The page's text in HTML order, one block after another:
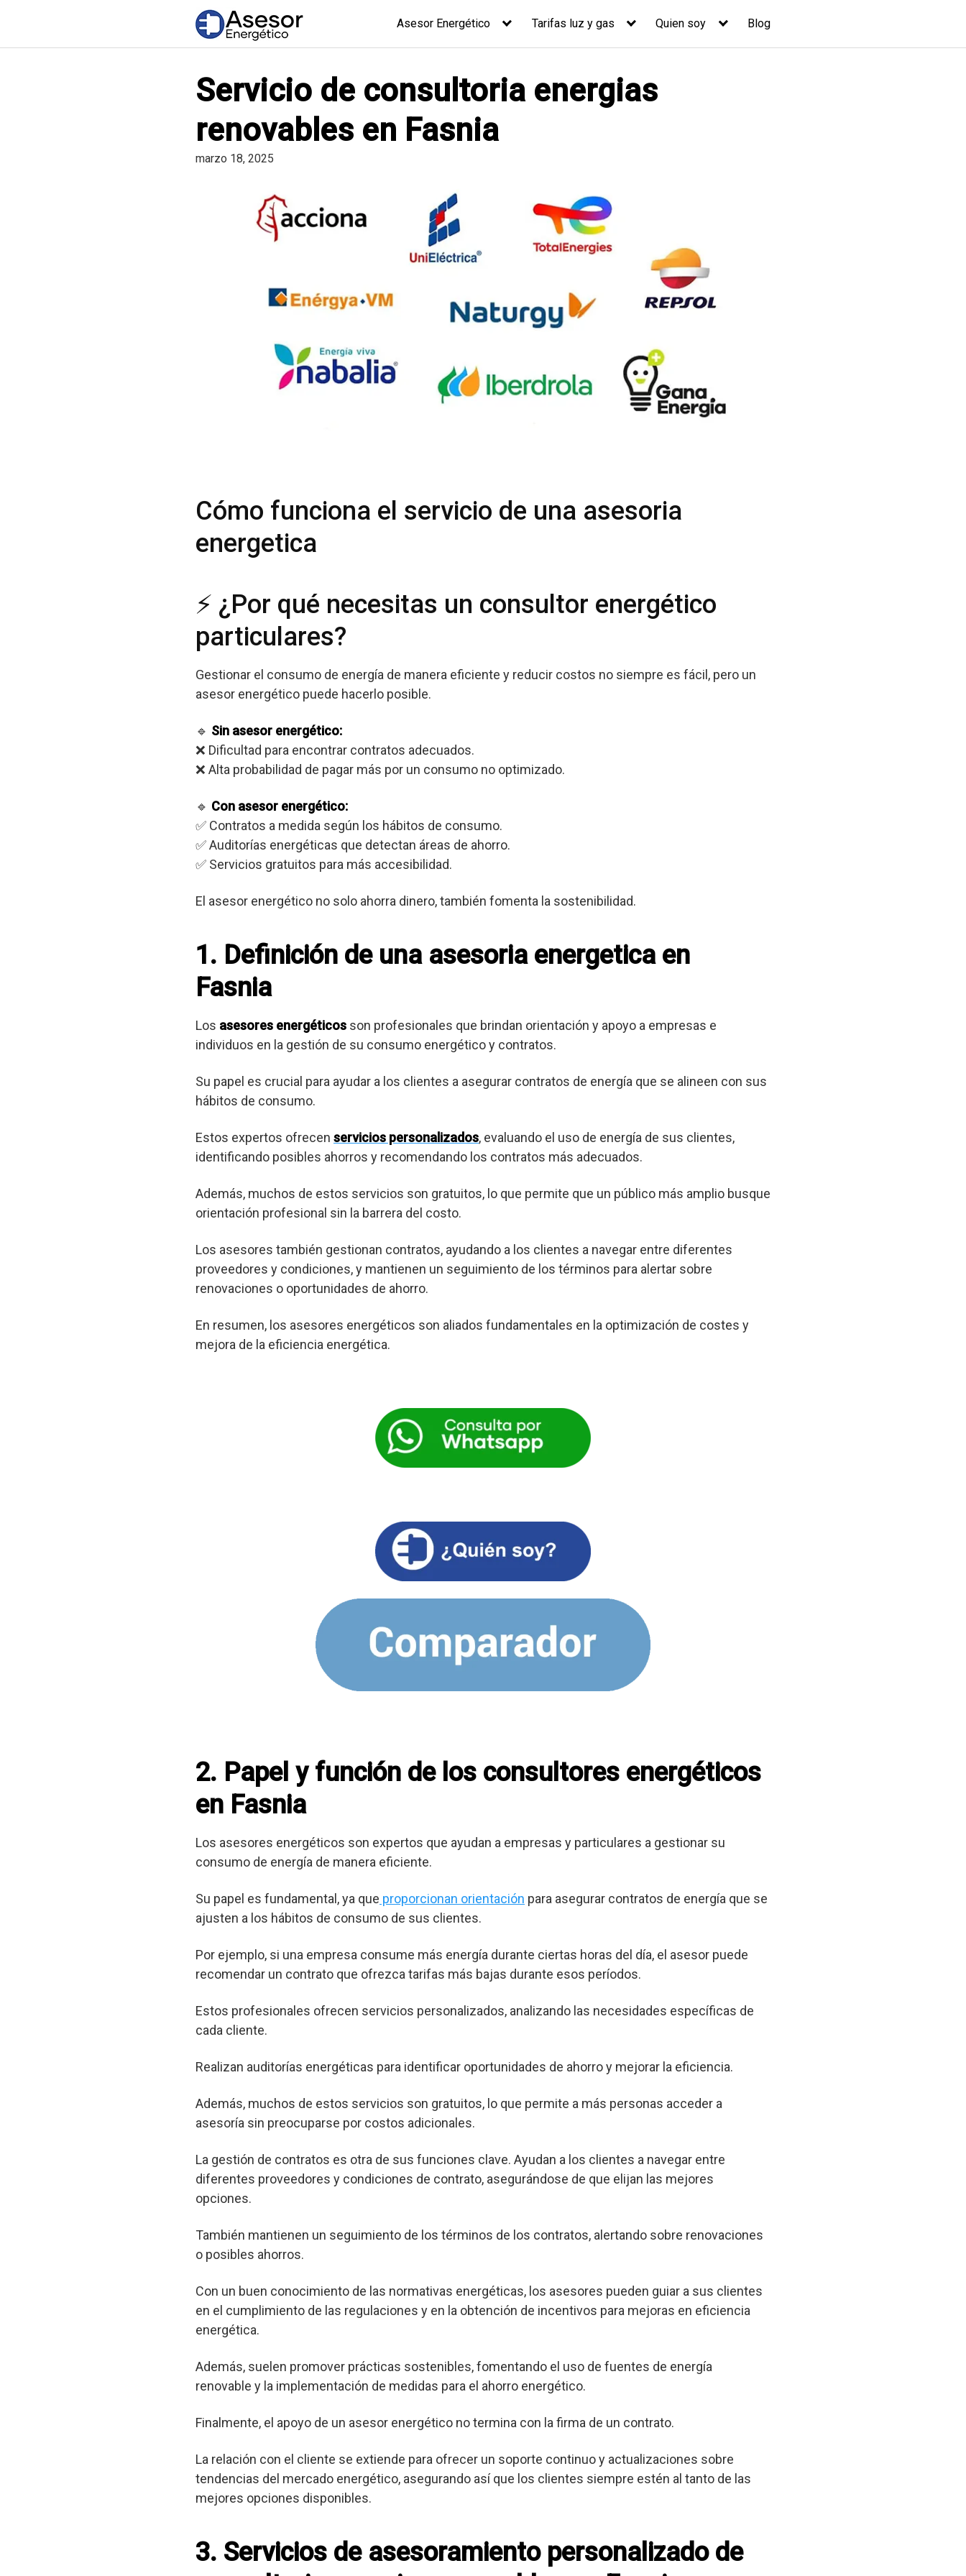
Asesor Energético Tarifas luz y gas Quien soy Blog
Servicio de consultoria energias
renovables en Fasnia
marzo 18, 2025
Cómo funciona el servicio de una asesoria
energetica
⚡ ¿Por qué necesitas un consultor energético
particulares?
Gestionar el consumo de energía de manera eficiente y reducir costos no siempre es fácil, pero un
asesor energético puede hacerlo posible.
🔹 Sin asesor energético:
❌ Dificultad para encontrar contratos adecuados.
❌ Alta probabilidad de pagar más por un consumo no optimizado.
🔹 Con asesor energético:
✅ Contratos a medida según los hábitos de consumo.
✅ Auditorías energéticas que detectan áreas de ahorro.
✅ Servicios gratuitos para más accesibilidad.
El asesor energético no solo ahorra dinero, también fomenta la sostenibilidad.
1. Definición de una asesoria energetica en
Fasnia
Los asesores energéticos son profesionales que brindan orientación y apoyo a empresas e
individuos en la gestión de su consumo energético y contratos.
Su papel es crucial para ayudar a los clientes a asegurar contratos de energía que se alineen con sus
hábitos de consumo.
Estos expertos ofrecen servicios personalizados, evaluando el uso de energía de sus clientes,
identificando posibles ahorros y recomendando los contratos más adecuados.
Además, muchos de estos servicios son gratuitos, lo que permite que un público más amplio busque
orientación profesional sin la barrera del costo.
Los asesores también gestionan contratos, ayudando a los clientes a navegar entre diferentes
proveedores y condiciones, y mantienen un seguimiento de los términos para alertar sobre
renovaciones o oportunidades de ahorro.
En resumen, los asesores energéticos son aliados fundamentales en la optimización de costes y
mejora de la eficiencia energética.
2. Papel y función de los consultores energéticos
en Fasnia
Los asesores energéticos son expertos que ayudan a empresas y particulares a gestionar su
consumo de energía de manera eficiente.
Su papel es fundamental, ya que proporcionan orientación para asegurar contratos de energía que se
ajusten a los hábitos de consumo de sus clientes.
Por ejemplo, si una empresa consume más energía durante ciertas horas del día, el asesor puede
recomendar un contrato que ofrezca tarifas más bajas durante esos períodos.
Estos profesionales ofrecen servicios personalizados, analizando las necesidades específicas de
cada cliente.
Realizan auditorías energéticas para identificar oportunidades de ahorro y mejorar la eficiencia.
Además, muchos de estos servicios son gratuitos, lo que permite a más personas acceder a
asesoría sin preocuparse por costos adicionales.
La gestión de contratos es otra de sus funciones clave. Ayudan a los clientes a navegar entre
diferentes proveedores y condiciones de contrato, asegurándose de que elijan las mejores
opciones.
También mantienen un seguimiento de los términos de los contratos, alertando sobre renovaciones
o posibles ahorros.
Con un buen conocimiento de las normativas energéticas, los asesores pueden guiar a sus clientes
en el cumplimiento de las regulaciones y en la obtención de incentivos para mejoras en eficiencia
energética.
Además, suelen promover prácticas sostenibles, fomentando el uso de fuentes de energía
renovable y la implementación de medidas para el ahorro energético.
Finalmente, el apoyo de un asesor energético no termina con la firma de un contrato.
La relación con el cliente se extiende para ofrecer un soporte continuo y actualizaciones sobre
tendencias del mercado energético, asegurando así que los clientes siempre estén al tanto de las
mejores opciones disponibles.
3. Servicios de asesoramiento personalizado de